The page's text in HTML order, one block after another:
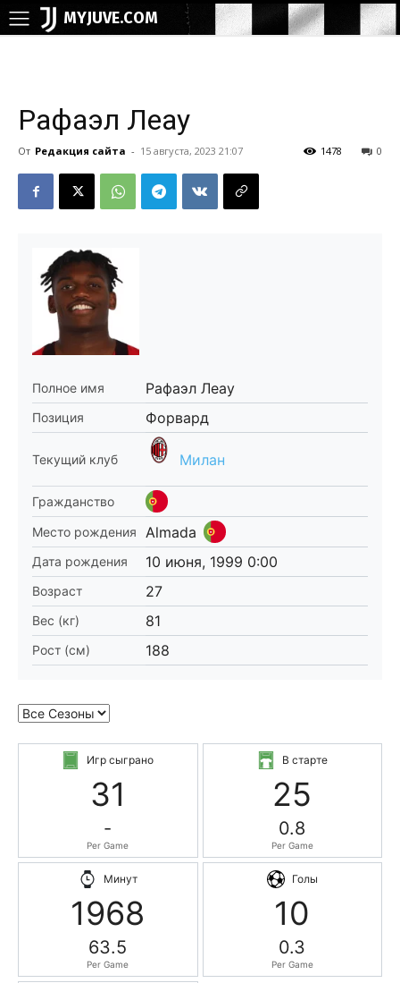
MYJUVE.COM
Рафаэл Леау
От Редакция сайта - 15 августа, 2023 21:07 0
1478
Полное имя Рафаэл Леау
Позиция Форвард
Текущий клуб Милан
Гражданство
Место рождения
Almada
Дата рождения 10 июня, 1999 0:00
Возраст 27
Вес (кг) 81
Рост (см) 188
Игр сыграно
31
-
Per Game
В старте
25
0.8
Per Game
Минут
1968
63.5
Per Game
Голы
10
0.3
Per Game